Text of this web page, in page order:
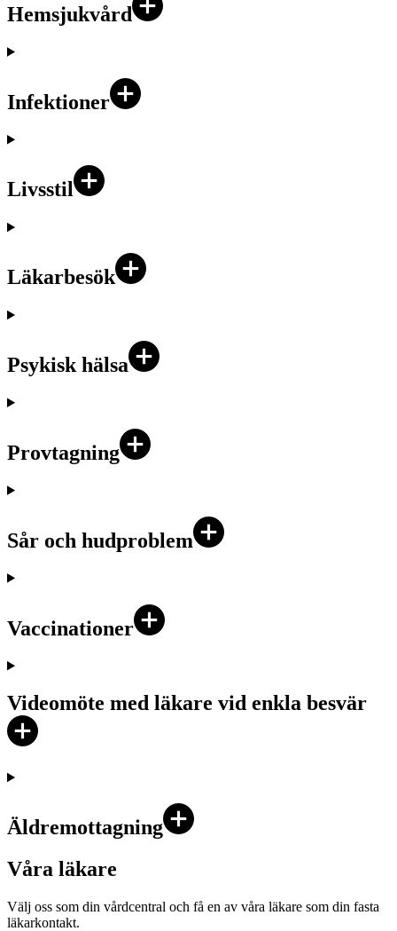
Hemsjukvård
Infektioner
Livsstil
Läkarbesök
Psykisk hälsa
Provtagning
Sår och hudproblem
Vaccinationer
Videomöte med läkare vid enkla besvär
Äldremottagning
Våra läkare
Välj oss som din vårdcentral och få en av våra läkare som din fasta
läkarkontakt.